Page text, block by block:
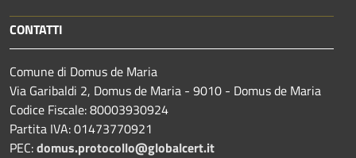
CONTATTI
Comune di Domus de Maria
Via Garibaldi 2, Domus de Maria - 9010 - Domus de Maria
Codice Fiscale: 80003930924
Partita IVA: 01473770921
PEC:domus.protocollo@globalcert.it